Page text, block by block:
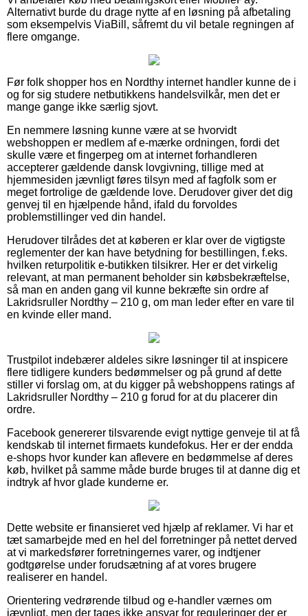
Alternativt burde du drage nytte af en løsning på afbetaling
som eksempelvis ViaBill, såfremt du vil betale regningen af
flere omgange.
Før folk shopper hos en Nordthy internet handler kunne de i
og for sig studere netbutikkens handelsvilkår, men det er
mange gange ikke særlig sjovt.
En nemmere løsning kunne være at se hvorvidt
webshoppen er medlem af e-mærke ordningen, fordi det
skulle være et fingerpeg om at internet forhandleren
accepterer gældende dansk lovgivning, tillige med at
hjemmesiden jævnligt føres tilsyn med af fagfolk som er
meget fortrolige de gældende love. Derudover giver det dig
genvej til en hjælpende hånd, ifald du forvoldes
problemstillinger ved din handel.
Herudover tilrådes det at køberen er klar over de vigtigste
reglementer der kan have betydning for bestillingen, f.eks.
hvilken returpolitik e-butikken tilsikrer. Her er det virkelig
relevant, at man permanent beholder sin købsbekræftelse,
så man en anden gang vil kunne bekræfte sin ordre af
Lakridsruller Nordthy – 210 g, om man leder efter en vare til
en kvinde eller mand.
Trustpilot indebærer aldeles sikre løsninger til at inspicere
flere tidligere kunders bedømmelser og på grund af dette
stiller vi forslag om, at du kigger på webshoppens ratings af
Lakridsruller Nordthy – 210 g forud for at du placerer din
ordre.
Facebook genererer tilsvarende evigt nyttige genveje til at få
kendskab til internet firmaets kundefokus. Her er der endda
e-shops hvor kunder kan aflevere en bedømmelse af deres
køb, hvilket på samme måde burde bruges til at danne dig et
indtryk af hvor glade kunderne er.
Dette website er finansieret ved hjælp af reklamer. Vi har et
tæt samarbejde med en hel del forretninger på nettet derved
at vi markedsfører forretningernes varer, og indtjener
godtgørelse under forudsætning af at vores brugere
realiserer en handel.
Orientering vedrørende tilbud og e-handler værnes om
jævnligt, men der tages ikke ansvar for reguleringer der er